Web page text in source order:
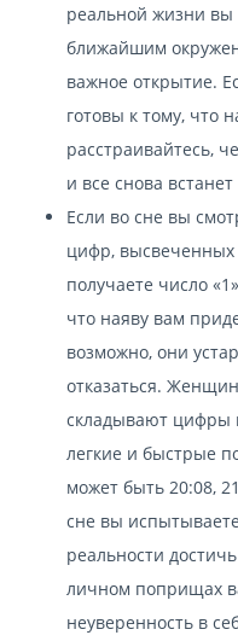
реальной жизни вы
ближайшим
важное открытие.
готовы к тому, что
расстраивайтесь,
и все снова
Если во сне вы
цифр, высвеченных
получаете число
что наяву вам
возможно, они
отказаться.
складывают цифры
легкие и быстрые
может быть 20:08,
сне вы
реальности
личном поприщах
неуверенность в